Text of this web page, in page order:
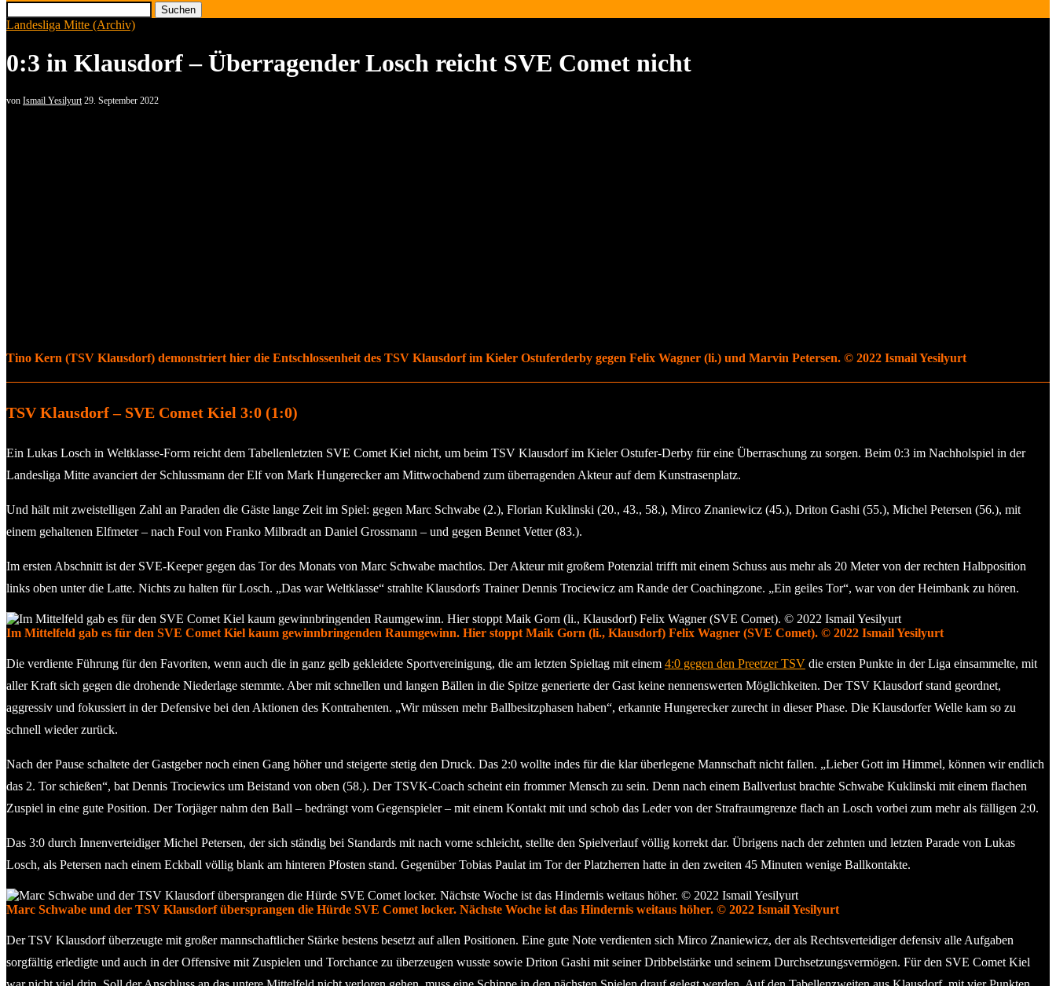
Suchen
Landesliga Mitte (Archiv)
0:3 in Klausdorf – Überragender Losch reicht SVE Comet nicht
von Ismail Yesilyurt 29. September 2022
Tino Kern (TSV Klausdorf) demonstriert hier die Entschlossenheit des TSV Klausdorf im Kieler Ostuferderby gegen Felix Wagner (li.) und Marvin Petersen. © 2022 Ismail Yesilyurt
TSV Klausdorf – SVE Comet Kiel 3:0 (1:0)
Ein Lukas Losch in Weltklasse-Form reicht dem Tabellenletzten SVE Comet Kiel nicht, um beim TSV Klausdorf im Kieler Ostufer-Derby für eine Überraschung zu sorgen. Beim 0:3 im Nachholspiel in der
Landesliga Mitte avanciert der Schlussmann der Elf von Mark Hungerecker am Mittwochabend zum überragenden Akteur auf dem Kunstrasenplatz.
Und hält mit zweistelligen Zahl an Paraden die Gäste lange Zeit im Spiel: gegen Marc Schwabe (2.), Florian Kuklinski (20., 43., 58.), Mirco Znaniewicz (45.), Driton Gashi (55.), Michel Petersen (56.), mit
einem gehaltenen Elfmeter – nach Foul von Franko Milbradt an Daniel Grossmann – und gegen Bennet Vetter (83.).
Im ersten Abschnitt ist der SVE-Keeper gegen das Tor des Monats von Marc Schwabe machtlos. Der Akteur mit großem Potenzial trifft mit einem Schuss aus mehr als 20 Meter von der rechten Halbposition
links oben unter die Latte. Nichts zu halten für Losch. „Das war Weltklasse“ strahlte Klausdorfs Trainer Dennis Trociewicz am Rande der Coachingzone. „Ein geiles Tor“, war von der Heimbank zu hören.
Im Mittelfeld gab es für den SVE Comet Kiel kaum gewinnbringenden Raumgewinn. Hier stoppt Maik Gorn (li., Klausdorf) Felix Wagner (SVE Comet). © 2022 Ismail Yesilyurt
Die verdiente Führung für den Favoriten, wenn auch die in ganz gelb gekleidete Sportvereinigung, die am letzten Spieltag mit einem 4:0 gegen den Preetzer TSV die ersten Punkte in der Liga einsammelte, mit
aller Kraft sich gegen die drohende Niederlage stemmte. Aber mit schnellen und langen Bällen in die Spitze generierte der Gast keine nennenswerten Möglichkeiten. Der TSV Klausdorf stand geordnet,
aggressiv und fokussiert in der Defensive bei den Aktionen des Kontrahenten. „Wir müssen mehr Ballbesitzphasen haben“, erkannte Hungerecker zurecht in dieser Phase. Die Klausdorfer Welle kam so zu
schnell wieder zurück.
Nach der Pause schaltete der Gastgeber noch einen Gang höher und steigerte stetig den Druck. Das 2:0 wollte indes für die klar überlegene Mannschaft nicht fallen. „Lieber Gott im Himmel, können wir endlich
das 2. Tor schießen“, bat Dennis Trociewics um Beistand von oben (58.). Der TSVK-Coach scheint ein frommer Mensch zu sein. Denn nach einem Ballverlust brachte Schwabe Kuklinski mit einem flachen
Zuspiel in eine gute Position. Der Torjäger nahm den Ball – bedrängt vom Gegenspieler – mit einem Kontakt mit und schob das Leder von der Strafraumgrenze flach an Losch vorbei zum mehr als fälligen 2:0.
Das 3:0 durch Innenverteidiger Michel Petersen, der sich ständig bei Standards mit nach vorne schleicht, stellte den Spielverlauf völlig korrekt dar. Übrigens nach der zehnten und letzten Parade von Lukas
Losch, als Petersen nach einem Eckball völlig blank am hinteren Pfosten stand. Gegenüber Tobias Paulat im Tor der Platzherren hatte in den zweiten 45 Minuten wenige Ballkontakte.
Marc Schwabe und der TSV Klausdorf übersprangen die Hürde SVE Comet locker. Nächste Woche ist das Hindernis weitaus höher. © 2022 Ismail Yesilyurt
Der TSV Klausdorf überzeugte mit großer mannschaftlicher Stärke bestens besetzt auf allen Positionen. Eine gute Note verdienten sich Mirco Znaniewicz, der als Rechtsverteidiger defensiv alle Aufgaben
sorgfältig erledigte und auch in der Offensive mit Zuspielen und Torchance zu überzeugen wusste sowie Driton Gashi mit seiner Dribbelstärke und seinem Durchsetzungsvermögen. Für den SVE Comet Kiel